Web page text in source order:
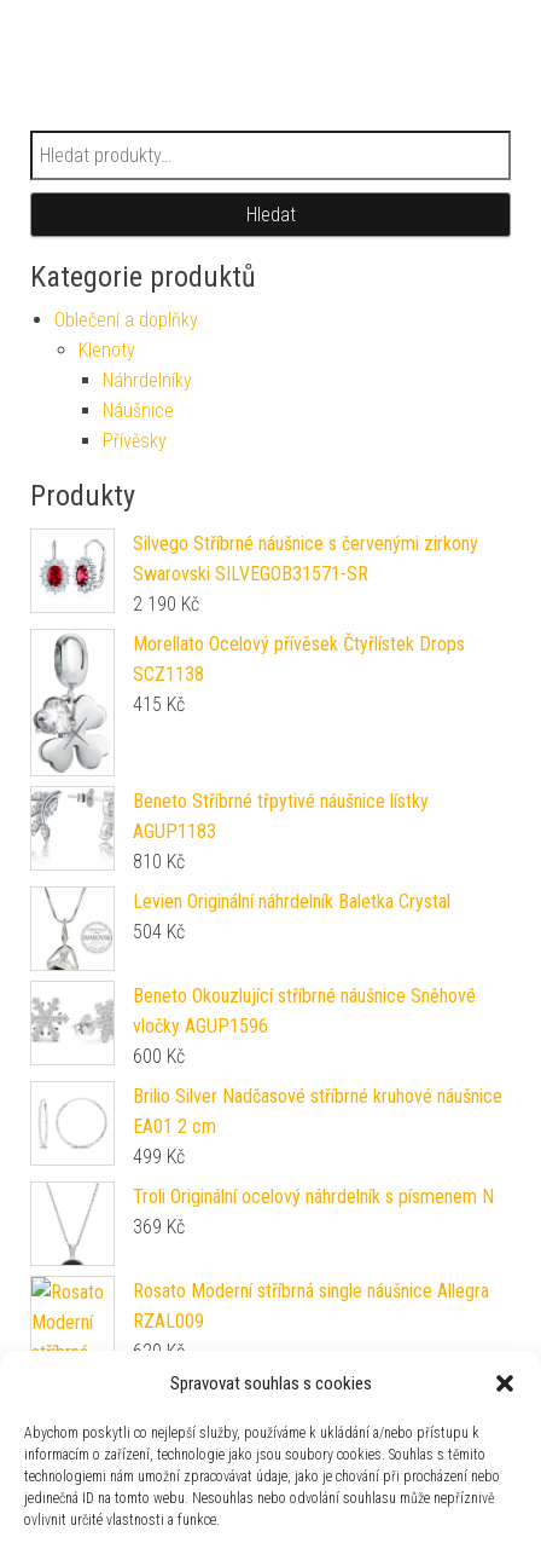
Spravovat souhlas s cookies
Abychom poskytli co nejlepší služby, používáme k ukládání a/nebo přístupu k
informacím o zařízení, technologie jako jsou soubory cookies. Souhlas s těmito
technologiemi nám umožní zpracovávat údaje, jako je chování při procházení nebo
jedinečná ID na tomto webu. Nesouhlas nebo odvolání souhlasu může nepříznivě
ovlivnit určité vlastnosti a funkce.
Hledat:
Hledat
Kategorie produktů
Oblečení a doplňky
Klenoty
Náhrdelníky
Náušnice
Přívěsky
Produkty
Silvego Stříbrné náušnice s červenými zirkony
Swarovski SILVEGOB31571-SR
2 190 Kč
Morellato Ocelový přívěsek Čtyřlístek Drops
SCZ1138
415 Kč
Beneto Stříbrné třpytivé náušnice lístky
AGUP1183
810 Kč
Levien Originální náhrdelník Baletka Crystal
504 Kč
Beneto Okouzlující stříbrné náušnice Sněhové
vločky AGUP1596
600 Kč
Brilio Silver Nadčasové stříbrné kruhové náušnice
EA01 2 cm
499 Kč
Troli Originální ocelový náhrdelník s písmenem N
369 Kč
Rosato Moderní stříbrná single náušnice Allegra
RZAL009
620 Kč
Pandora Stříbrný korálek "P" Moments 797470